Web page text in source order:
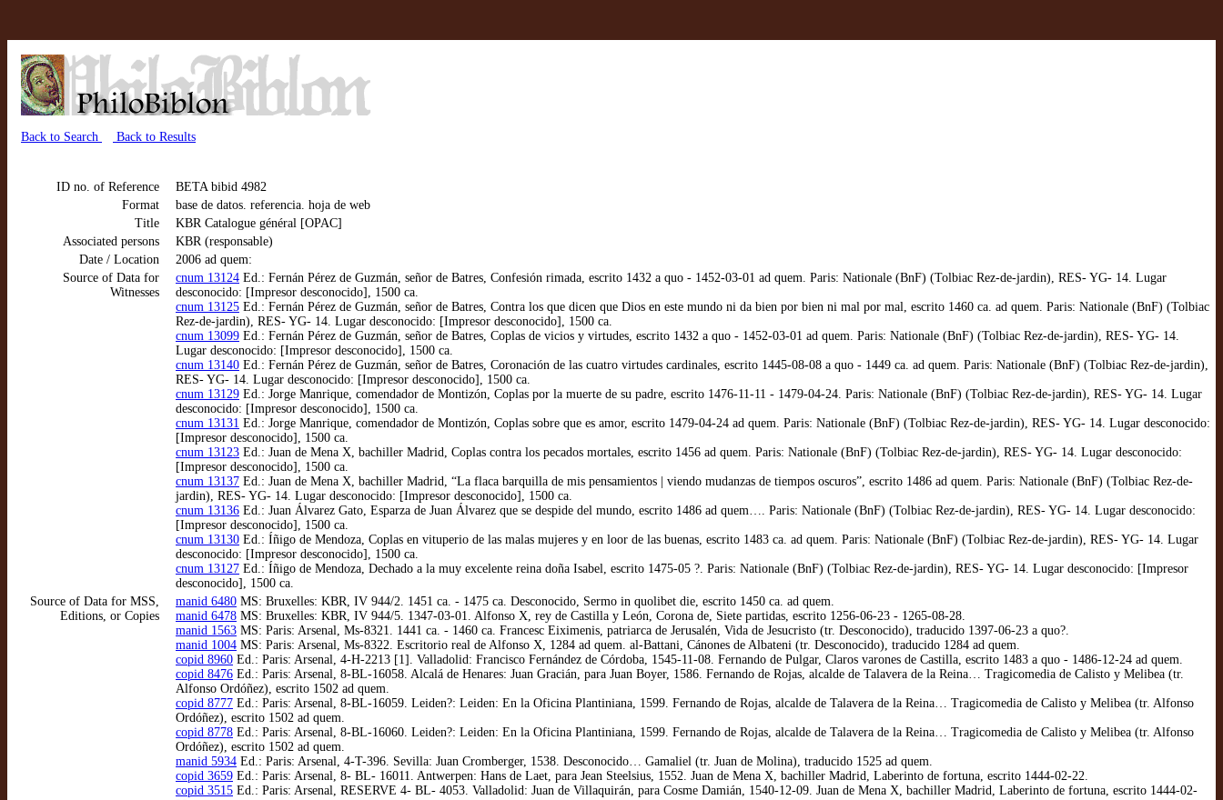
Back to Search Back to Results
ID no. of Reference
BETA bibid 4982
Format
base de datos. referencia. hoja de web
Title
KBR Catalogue général [OPAC]
Associated persons
KBR (responsable)
Date / Location
2006 ad quem:
Source of Data for
Witnesses
cnum 13124 Ed.: Fernán Pérez de Guzmán, señor de Batres, Confesión rimada, escrito 1432 a quo - 1452-03-01 ad quem. Paris: Nationale (BnF) (Tolbiac Rez-de-jardin), RES- YG- 14. Lugar
desconocido: [Impresor desconocido], 1500 ca.
cnum 13125 Ed.: Fernán Pérez de Guzmán, señor de Batres, Contra los que dicen que Dios en este mundo ni da bien por bien ni mal por mal, escrito 1460 ca. ad quem. Paris: Nationale (BnF) (Tolbiac
Rez-de-jardin), RES- YG- 14. Lugar desconocido: [Impresor desconocido], 1500 ca.
cnum 13099 Ed.: Fernán Pérez de Guzmán, señor de Batres, Coplas de vicios y virtudes, escrito 1432 a quo - 1452-03-01 ad quem. Paris: Nationale (BnF) (Tolbiac Rez-de-jardin), RES- YG- 14.
Lugar desconocido: [Impresor desconocido], 1500 ca.
cnum 13140 Ed.: Fernán Pérez de Guzmán, señor de Batres, Coronación de las cuatro virtudes cardinales, escrito 1445-08-08 a quo - 1449 ca. ad quem. Paris: Nationale (BnF) (Tolbiac Rez-de-jardin),
RES- YG- 14. Lugar desconocido: [Impresor desconocido], 1500 ca.
cnum 13129 Ed.: Jorge Manrique, comendador de Montizón, Coplas por la muerte de su padre, escrito 1476-11-11 - 1479-04-24. Paris: Nationale (BnF) (Tolbiac Rez-de-jardin), RES- YG- 14. Lugar
desconocido: [Impresor desconocido], 1500 ca.
cnum 13131 Ed.: Jorge Manrique, comendador de Montizón, Coplas sobre que es amor, escrito 1479-04-24 ad quem. Paris: Nationale (BnF) (Tolbiac Rez-de-jardin), RES- YG- 14. Lugar desconocido:
[Impresor desconocido], 1500 ca.
cnum 13123 Ed.: Juan de Mena X, bachiller Madrid, Coplas contra los pecados mortales, escrito 1456 ad quem. Paris: Nationale (BnF) (Tolbiac Rez-de-jardin), RES- YG- 14. Lugar desconocido:
[Impresor desconocido], 1500 ca.
cnum 13137 Ed.: Juan de Mena X, bachiller Madrid, “La flaca barquilla de mis pensamientos | viendo mudanzas de tiempos oscuros”, escrito 1486 ad quem. Paris: Nationale (BnF) (Tolbiac Rez-de-
jardin), RES- YG- 14. Lugar desconocido: [Impresor desconocido], 1500 ca.
cnum 13136 Ed.: Juan Álvarez Gato, Esparza de Juan Álvarez que se despide del mundo, escrito 1486 ad quem…. Paris: Nationale (BnF) (Tolbiac Rez-de-jardin), RES- YG- 14. Lugar desconocido:
[Impresor desconocido], 1500 ca.
cnum 13130 Ed.: Íñigo de Mendoza, Coplas en vituperio de las malas mujeres y en loor de las buenas, escrito 1483 ca. ad quem. Paris: Nationale (BnF) (Tolbiac Rez-de-jardin), RES- YG- 14. Lugar
desconocido: [Impresor desconocido], 1500 ca.
cnum 13127 Ed.: Íñigo de Mendoza, Dechado a la muy excelente reina doña Isabel, escrito 1475-05 ?. Paris: Nationale (BnF) (Tolbiac Rez-de-jardin), RES- YG- 14. Lugar desconocido: [Impresor
desconocido], 1500 ca.
Source of Data for MSS,
Editions, or Copies
manid 6480 MS: Bruxelles: KBR, IV 944/2. 1451 ca. - 1475 ca. Desconocido, Sermo in quolibet die, escrito 1450 ca. ad quem.
manid 6478 MS: Bruxelles: KBR, IV 944/5. 1347-03-01. Alfonso X, rey de Castilla y León, Corona de, Siete partidas, escrito 1256-06-23 - 1265-08-28.
manid 1563 MS: Paris: Arsenal, Ms-8321. 1441 ca. - 1460 ca. Francesc Eiximenis, patriarca de Jerusalén, Vida de Jesucristo (tr. Desconocido), traducido 1397-06-23 a quo?.
manid 1004 MS: Paris: Arsenal, Ms-8322. Escritorio real de Alfonso X, 1284 ad quem. al-Battani, Cánones de Albateni (tr. Desconocido), traducido 1284 ad quem.
copid 8960 Ed.: Paris: Arsenal, 4-H-2213 [1]. Valladolid: Francisco Fernández de Córdoba, 1545-11-08. Fernando de Pulgar, Claros varones de Castilla, escrito 1483 a quo - 1486-12-24 ad quem.
copid 8476 Ed.: Paris: Arsenal, 8-BL-16058. Alcalá de Henares: Juan Gracián, para Juan Boyer, 1586. Fernando de Rojas, alcalde de Talavera de la Reina… Tragicomedia de Calisto y Melibea (tr.
Alfonso Ordóñez), escrito 1502 ad quem.
copid 8777 Ed.: Paris: Arsenal, 8-BL-16059. Leiden?: Leiden: En la Oficina Plantiniana, 1599. Fernando de Rojas, alcalde de Talavera de la Reina… Tragicomedia de Calisto y Melibea (tr. Alfonso
Ordóñez), escrito 1502 ad quem.
copid 8778 Ed.: Paris: Arsenal, 8-BL-16060. Leiden?: Leiden: En la Oficina Plantiniana, 1599. Fernando de Rojas, alcalde de Talavera de la Reina… Tragicomedia de Calisto y Melibea (tr. Alfonso
Ordóñez), escrito 1502 ad quem.
manid 5934 Ed.: Paris: Arsenal, 4-T-396. Sevilla: Juan Cromberger, 1538. Desconocido… Gamaliel (tr. Juan de Molina), traducido 1525 ad quem.
copid 3659 Ed.: Paris: Arsenal, 8- BL- 16011. Antwerpen: Hans de Laet, para Jean Steelsius, 1552. Juan de Mena X, bachiller Madrid, Laberinto de fortuna, escrito 1444-02-22.
copid 3515 Ed.: Paris: Arsenal, RESERVE 4- BL- 4053. Valladolid: Juan de Villaquirán, para Cosme Damián, 1540-12-09. Juan de Mena X, bachiller Madrid, Laberinto de fortuna, escrito 1444-02-